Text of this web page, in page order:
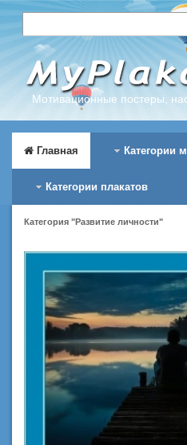
Мотивационные постеры,
Главная Категории
Категории плакатов
Категория "Развитие личности"